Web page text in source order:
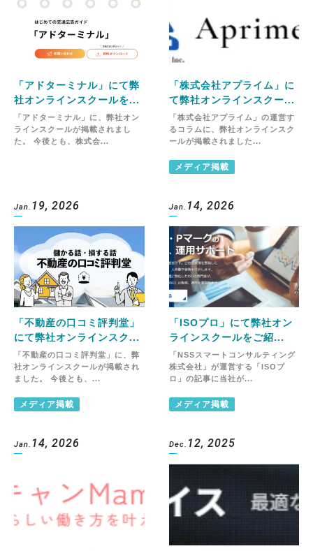
「アドターミナル」にて弊
社オンラインスクールを...
「アドターミナル」に、弊社オン
ラインスクールが掲載されまし
た。 今後とも、株式会...
「株式会社アプライム」に
て弊社オンラインスクー...
「株式会社アプライム」の運営す
るコラムに、弊社オンラインスク
ールが掲載されました...
メディア掲載
Jan. 19, 2026
「不動産の口コミ評判堂」
にて弊社オンラインスク...
「不動産の口コミ評判堂」に、弊
社オンラインスクールが掲載され
ました。 今後とも、...
メディア掲載
Jan. 14, 2026
「ISOプロ」にて弊社オン
ラインスクールをご紹...
「NSSスマートコンサルティング
株式会社」が運営する「ISOプ
ロ」の記事に当社が...
メディア掲載
Jan. 14, 2026 Dec. 12, 2025